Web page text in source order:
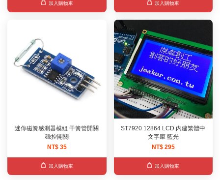
加入購物車 加入購物車
迷你磁簧感測器模組 干簧管開關
磁控開關
NT$ 35
加入購物車
ST7920 12864 LCD 內建繁體中
文字庫 藍光
NT$ 295
加入購物車